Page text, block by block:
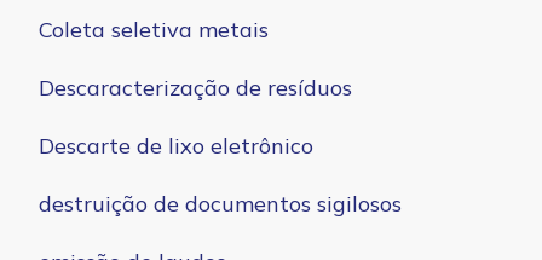
Coleta seletiva metais
Descaracterização de resíduos
Descarte de lixo eletrônico
destruição de documentos sigilosos